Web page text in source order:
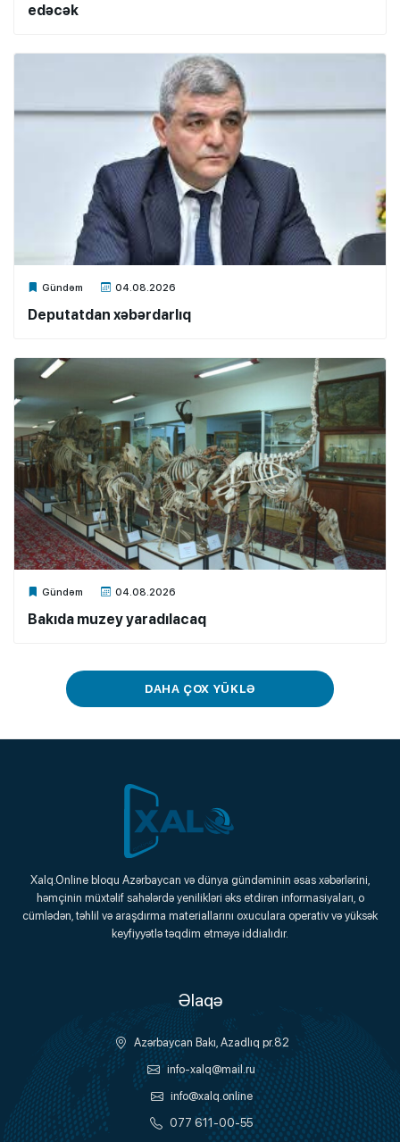
edəcək
Gündəm 04.08.2026
Xalq.Online
Deputatdan xəbərdarlıq
Gündəm 04.08.2026
Xalq.Online
Bakıda muzey yaradılacaq
DAHA ÇOX YÜKLƏ
Xalq.Online
Onlayn Platforma
Xalq.Online bloqu Azərbaycan və dünya gündəminin əsas xəbərlərini,
həmçinin müxtəlif sahələrdə yenilikləri əks etdirən informasiyaları, o
cümlədən, təhlil və araşdırma materiallarını oxuculara operativ və yüksək
keyfiyyətlə təqdim etməyə iddialıdır.
Əlaqə
Azərbaycan Bakı, Azadlıq pr.82
info-xalq@mail.ru
info@xalq.online
077 611-00-55